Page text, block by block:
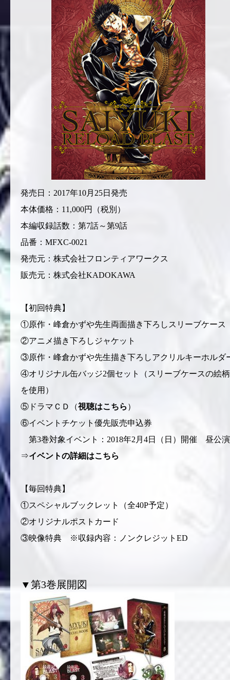
発売日：2017年10月25日発売
本体価格：11,000円（税別）
本編収録話数：第7話～第9話
品番：MFXC-0021
発売元：株式会社フロンティアワークス
販売元：株式会社KADOKAWA
【初回特典】
①原作・峰倉かずや先生両面描き下ろしスリーブケース
②アニメ描き下ろしジャケット
③原作・峰倉かずや先生描き下ろしアクリルキーホルダ
④オリジナル缶バッジ2個セット（スリーブケースの絵柄
を使用）
⑤ドラマＣＤ（視聴はこちら ）
⑥イベントチケット優先販売申込券
第3巻対象イベント：2018年2月4日（日）開催 昼公演
⇒イベントの詳細はこちら
【毎回特典】
①スペシャルブックレット（全40P予定）
②オリジナルポストカード
③映像特典 ※収録内容：ノンクレジットED
▼第3巻展開図